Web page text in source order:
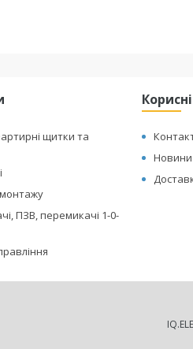
щитки та
ПЗВ, перемикачі 1-0-
Новини